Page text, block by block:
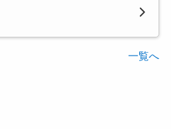
一覧へ